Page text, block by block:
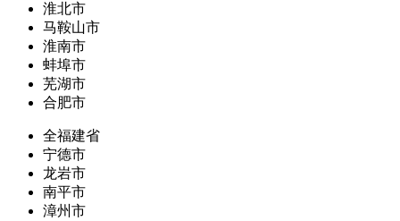
淮北市
马鞍山市
淮南市
蚌埠市
芜湖市
合肥市
全福建省
宁德市
龙岩市
南平市
漳州市